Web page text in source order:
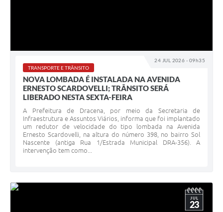
24 JUL 2026 - 09h35
TRANSPORTE E TRÂNSITO
NOVA LOMBADA É INSTALADA NA AVENIDA
ERNESTO SCARDOVELLI; TRÂNSITO SERÁ
LIBERADO NESTA SEXTA-FEIRA
A Prefeitura de Dracena, por meio da Secretaria de
Infraestrutura e Assuntos Viários, informa que foi implantado
um redutor de velocidade do tipo lombada na Avenida
Ernesto Scardovelli, na altura do número 398, no bairro Sol
Nascente (antiga Rua 1/Estrada Municipal DRA-356). A
intervenção tem como...
JUL
23